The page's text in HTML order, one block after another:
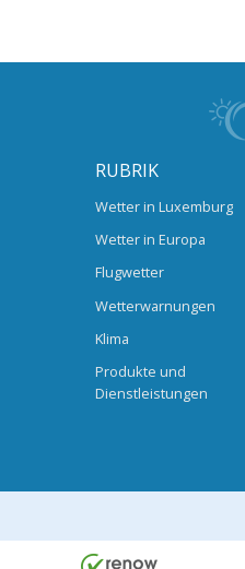
RUBRIK
Wetter in Luxemburg
Wetter in Europa
Flugwetter
Wetterwarnungen
Klima
Produkte und
Dienstleistungen